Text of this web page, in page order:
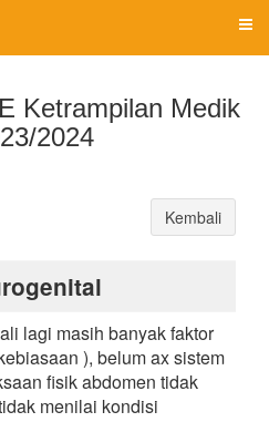
Ketrampilan Medik
2024
Kembali
lagi masih banyak faktor
), belum ax sistem
fisik abdomen tidak
menilai kondisi